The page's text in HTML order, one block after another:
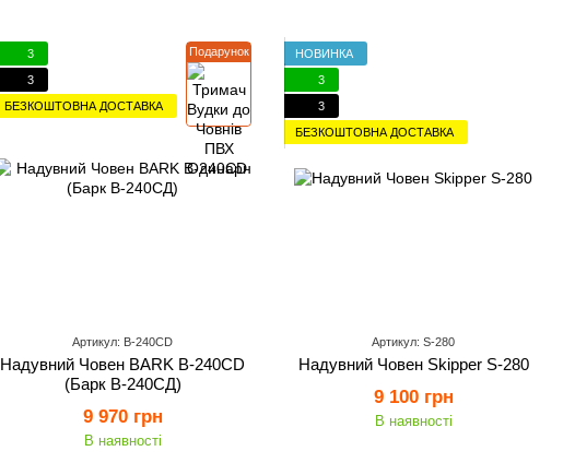
Подарунок
3
3
БЕЗКОШТОВНА ДОСТАВКА
Артикул: B-240CD
Надувний Човен BARK B-240CD
(Барк В-240СД)
9 970 грн
В наявності
НОВИНКА
3
3
БЕЗКОШТОВНА ДОСТАВКА
Артикул: S-280
Надувний Човен Skipper S-280
9 100 грн
В наявності